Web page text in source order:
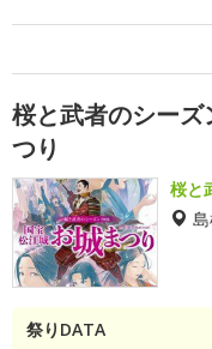
桜と武者のシー
つり
桜と
祭りDATA